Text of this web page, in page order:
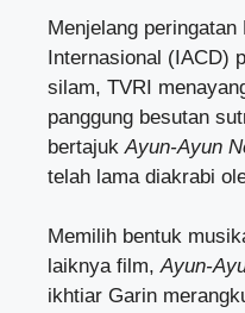
Menjelang
Internasional (IACD)
silam, TVRI
panggung besutan
bertajuk Ayun-Ayun
telah lama diakrabi
Memilih bentuk
laiknya film,Ayun-
ikhtiar Garin